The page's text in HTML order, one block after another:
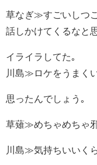
草なぎ≫すごいしつ
話しかけてくるなと
イライラしてた｡
川島≫ロケをうまく
思ったんでしょう｡
草薙≫めちゃめちゃ
川島≫気持ちいいく